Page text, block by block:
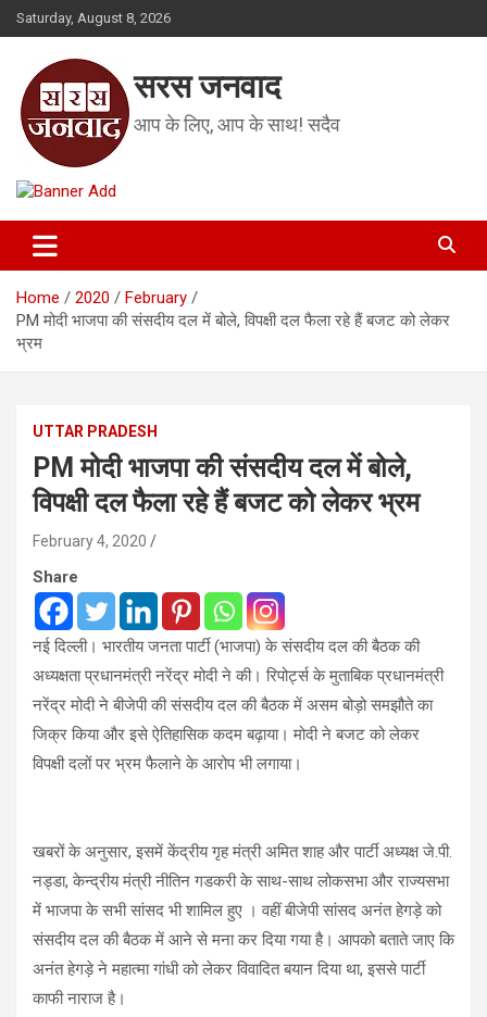
Skip
to
Saturday, August 8, 2026
सरस जनवाद
आप के लिए, आप के साथ! सदैव
Home 2020
February
PM मोदी भाजपा की संसदीय दल में बोले, विपक्षी दल फैला रहे हैं बजट को लेकर
भ्रम
UTTAR PRADESH
PM मोदी भाजपा की संसदीय दल में बोले,
विपक्षी दल फैला रहे हैं बजट को लेकर भ्रम
February 4, 2020
Share
नई दिल्ली। भारतीय जनता पार्टी (भाजपा) के संसदीय दल की बैठक की
अध्यक्षता प्रधानमंत्री नरेंद्र मोदी ने की। रिपोर्ट्स के मुताबिक प्रधानमंत्री
नरेंद्र मोदी ने बीजेपी की संसदीय दल की बैठक में असम बोड़ो समझौते का
जिक्र किया और इसे ऐतिहासिक कदम बढ़ाया। मोदी ने बजट को लेकर
विपक्षी दलों पर भ्रम फैलाने के आरोप भी लगाया।
खबरों के अनुसार, इसमें केंद्रीय गृह मंत्री अमित शाह और पार्टी अध्यक्ष जे.पी.
नड्डा, केन्द्रीय मंत्री नीतिन गडकरी के साथ-साथ लोकसभा और राज्यसभा
में भाजपा के सभी सांसद भी शामिल हुए । वहीं बीजेपी सांसद अनंत हेगड़े को
संसदीय दल की बैठक में आने से मना कर दिया गया है। आपको बताते जाए कि
अनंत हेगड़े ने महात्मा गांधी को लेकर विवादित बयान दिया था, इससे पार्टी
काफी नाराज है।